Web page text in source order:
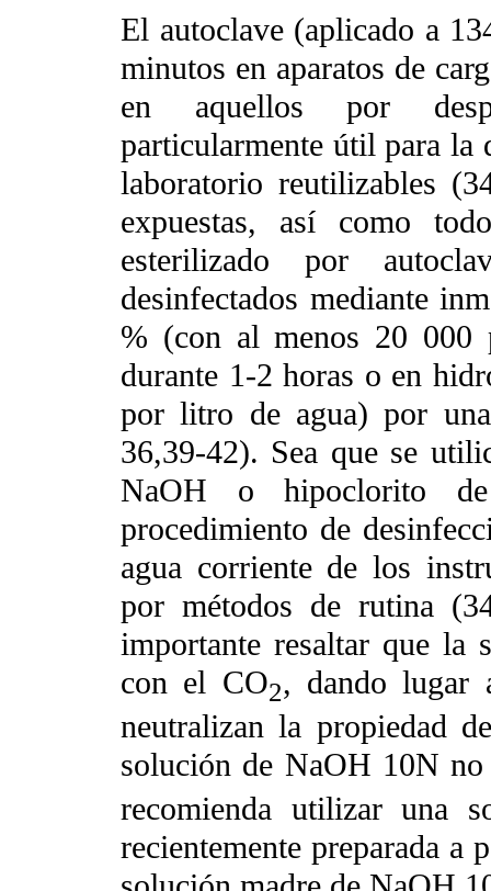
El autoclave (aplicado a
minutos en aparatos de
en aquellos por
particularmente útil para la
laboratorio reutilizables
expuestas, así como
esterilizado por
desinfectados mediante
% (con al menos 20 000
durante 1-2 horas o en
por litro de agua) por
36,39-42). Sea que se
NaOH o hipoclorito
procedimiento de
agua corriente de los
por métodos de rutina
importante resaltar que la
con el CO2, dando lugar
neutralizan la propiedad
solución de NaOH 10N no
recomienda utilizar una
recientemente preparada a